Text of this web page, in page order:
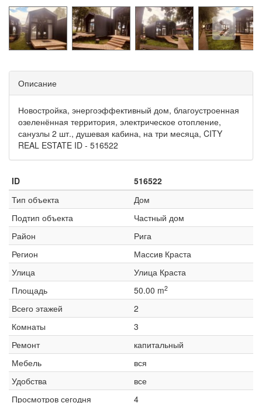
Описание
Новостройка, энергоэффективный дом, благоустроенная
озеленённая территория, электрическое отопление,
санузлы 2 шт., душевая кабина, на три месяца, CITY
REAL ESTATE ID - 516522
ID
516522
Тип объекта
Дом
Подтип объекта
Частный дом
Район
Рига
Регион
Массив Краста
Улица
Улица Краста
Площадь
50.00 m2
Всего этажей
2
Комнаты
3
Ремонт
капитальный
Мебель
вся
Удобства
все
Просмотров сегодня
4